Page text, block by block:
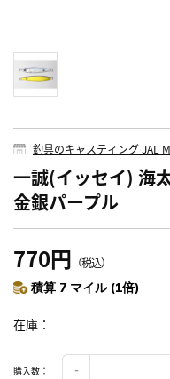
釣具のキャスティング JAL
一誠(イッセイ) 海
金銀パープル
770円 （税込）
積算 7 マイル (1倍)
在庫
購入数：